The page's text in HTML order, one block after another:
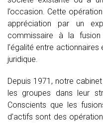
l’occasion. Cette
appréciation par un
commissaire à la fusion
l’égalité entre actionnaires
juridique.
Depuis 1971, notre
les groupes dans leur
Conscients que les
d’actifs sont des